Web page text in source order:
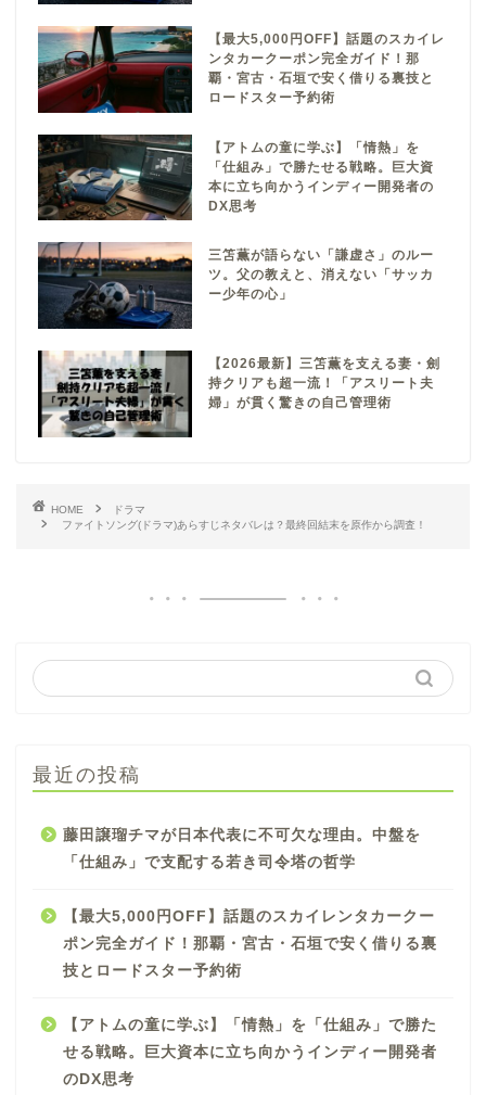
【最大5,000円OFF】話題のスカイレ
ンタカークーポン完全ガイド！那
覇・宮古・石垣で安く借りる裏技と
ロードスター予約術
【アトムの童に学ぶ】「情熱」を
「仕組み」で勝たせる戦略。巨大資
本に立ち向かうインディー開発者の
DX思考
三笘薫が語らない「謙虚さ」のルー
ツ。父の教えと、消えない「サッカ
ー少年の心」
【2026最新】三笘薫を支える妻・劍
持クリアも超一流！「アスリート夫
婦」が貫く驚きの自己管理術
HOME
ドラマ
ファイトソング(ドラマ)あらすじネタバレは？最終回結末を原作から調査！
最近の投稿
藤田譲瑠チマが日本代表に不可欠な理由。中盤を
「仕組み」で支配する若き司令塔の哲学
【最大5,000円OFF】話題のスカイレンタカークー
ポン完全ガイド！那覇・宮古・石垣で安く借りる裏
技とロードスター予約術
【アトムの童に学ぶ】「情熱」を「仕組み」で勝た
せる戦略。巨大資本に立ち向かうインディー開発者
のDX思考